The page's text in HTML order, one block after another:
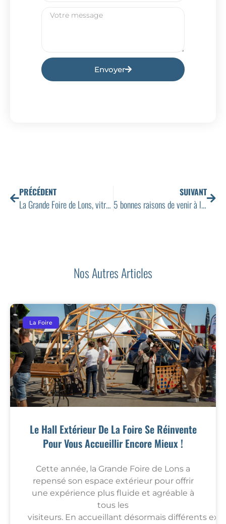
Envoyer
PRÉCÉDENT
La Grande Foire de Lons, vitrine du dynamisme économique local
SUIVANT
5 bonnes raisons de venir à la Grande Foire de Lons
Nos Autres Articles
La Foire
Le Hall Extérieur De La Foire Se Réinvente
Pour Vous Accueillir Encore Mieux !
Cette année, la Grande Foire de Lons a
repensé son espace extérieur pour offrir
une expérience plus fluide et agréable à
tous les
visiteurs. En accueillant désormais différents